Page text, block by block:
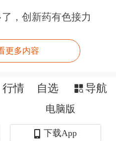
管的网络尚未织
州市市场监督管理
，创新药有色接力
更多内容
行情 自选 导航
电脑版
下载App